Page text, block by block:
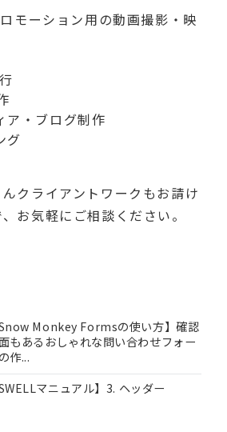
モーション用の動画撮影・映
ア・ブログ制作
グ
クライアントワークもお請け
お気軽にご相談ください。
Snow Monkey Formsの使い方】確認
もあるおしゃれな問い合わせフォー
作...
SWELLマニュアル】3. ヘッダー